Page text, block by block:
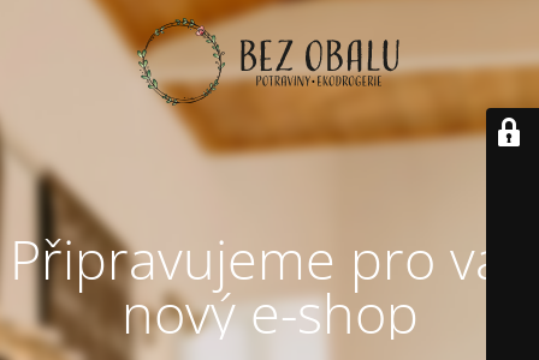
Připravujeme pro vás
nový e-shop